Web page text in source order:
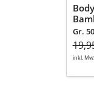
Gr.
inkl.